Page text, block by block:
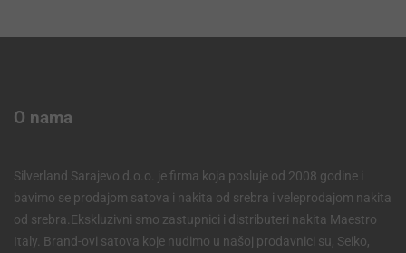
O nama
Silverland Sarajevo d.o.o. je firma koja posluje od 2008 godine i
bavimo se prodajom satova i nakita od srebra i veleprodajom nakita
od srebra.Ekskluzivni smo zastupnici i distributeri nakita Maestro
Italy. Brand-ovi satova koje nudimo u našoj prodavnici su, Seiko,